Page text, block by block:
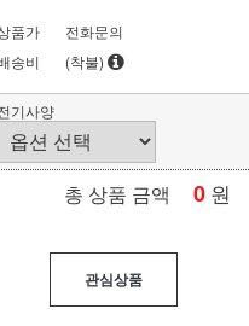
품가
전화문의
송비
(착불)
기사양
총 상품 금액 0 원
관심상품